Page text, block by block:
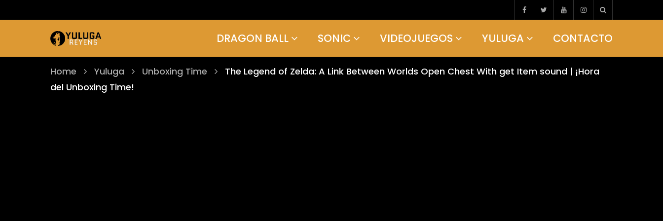
DRAGON BALL SONIC VIDEOJUEGOS YULUGA CONTACTO
Home Yuluga Unboxing Time
The Legend of Zelda: A Link Between Worlds Open Chest With get Item sound | ¡Hora
del Unboxing Time!